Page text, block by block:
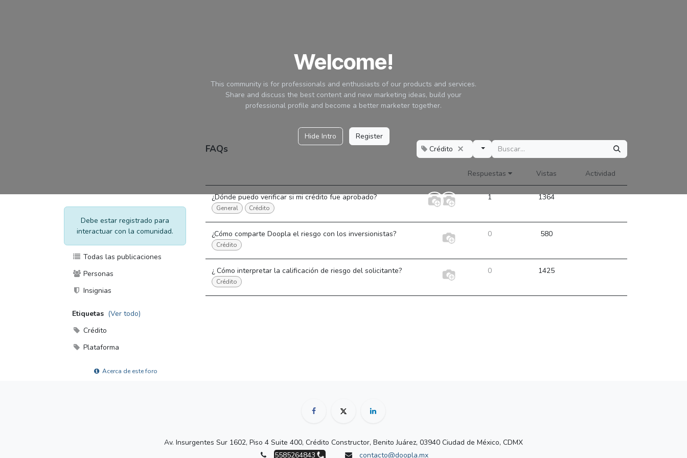
Welcome!
This community is for professionals and enthusiasts of our products and services.
Share and discuss the best content and new marketing ideas, build your
professional profile and become a better marketer together.
Hide Intro Register
Debe estar registrado para
interactuar con la comunidad.
Todas las publicaciones
Personas
Insignias
Etiquetas (Ver todo)
Crédito
Plataforma
Acerca de este foro
FAQs Crédito
Respuestas Vistas Actividad
¿Dónde puedo verificar si mi crédito fue aprobado?
General Crédito
1 1364
¿Cómo comparte Doopla el riesgo con los inversionistas?
Crédito
0 580
¿ Cómo interpretar la calificación de riesgo del solicitante?
Crédito
0 1425
Av. Insurgentes Sur 1602, Piso 4 Suite 400, Crédito Constructor, Benito Juárez, 03940 Ciudad de México, CDMX
5585264843
contacto@doopla.mx